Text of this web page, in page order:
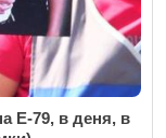
Е-79, в деня, в